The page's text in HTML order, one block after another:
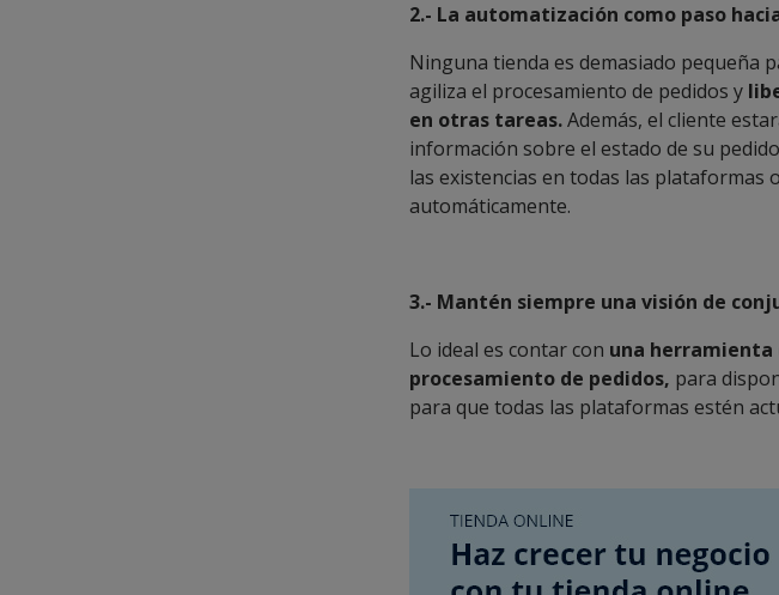
2.- La automatización como paso
Ninguna tienda es demasiado pequeña
agiliza el procesamiento de pedidos y
en otras tareas.Además, el cliente
información sobre el estado de su
las existencias en todas las plataformas
automáticamente.
3.- Mantén siempre una visión de
Lo ideal es contar con una herramienta
procesamiento de pedidos, para
para que todas las plataformas estén